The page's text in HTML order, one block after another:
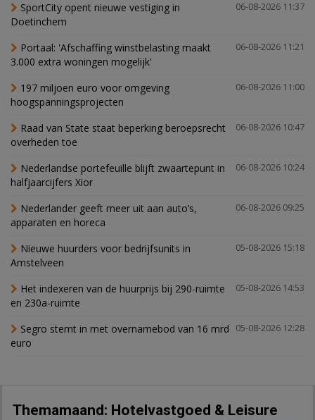
06-08-2026 11:37
SportCity opent nieuwe vestiging in
Doetinchem
06-08-2026 11:21
Portaal: 'Afschaffing winstbelasting maakt
3.000 extra woningen mogelijk'
06-08-2026 11:00
197 miljoen euro voor omgeving
hoogspanningsprojecten
06-08-2026 10:47
Raad van State staat beperking beroepsrecht
overheden toe
06-08-2026 10:24
Nederlandse portefeuille blijft zwaartepunt in
halfjaarcijfers Xior
06-08-2026 09:25
Nederlander geeft meer uit aan auto’s,
apparaten en horeca
05-08-2026 15:18
Nieuwe huurders voor bedrijfsunits in
Amstelveen
05-08-2026 14:53
Het indexeren van de huurprijs bij 290-ruimte
en 230a-ruimte
05-08-2026 12:28
Segro stemt in met overnamebod van 16 mrd
euro
Themamaand: Hotelvastgoed & Leisure